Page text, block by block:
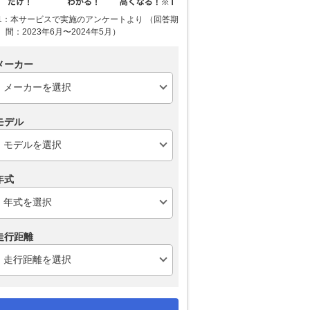
本サービスで実施のアンケートより （回答期
間：2023年6月〜2024年5月）
ーカー
デル
式
行距離